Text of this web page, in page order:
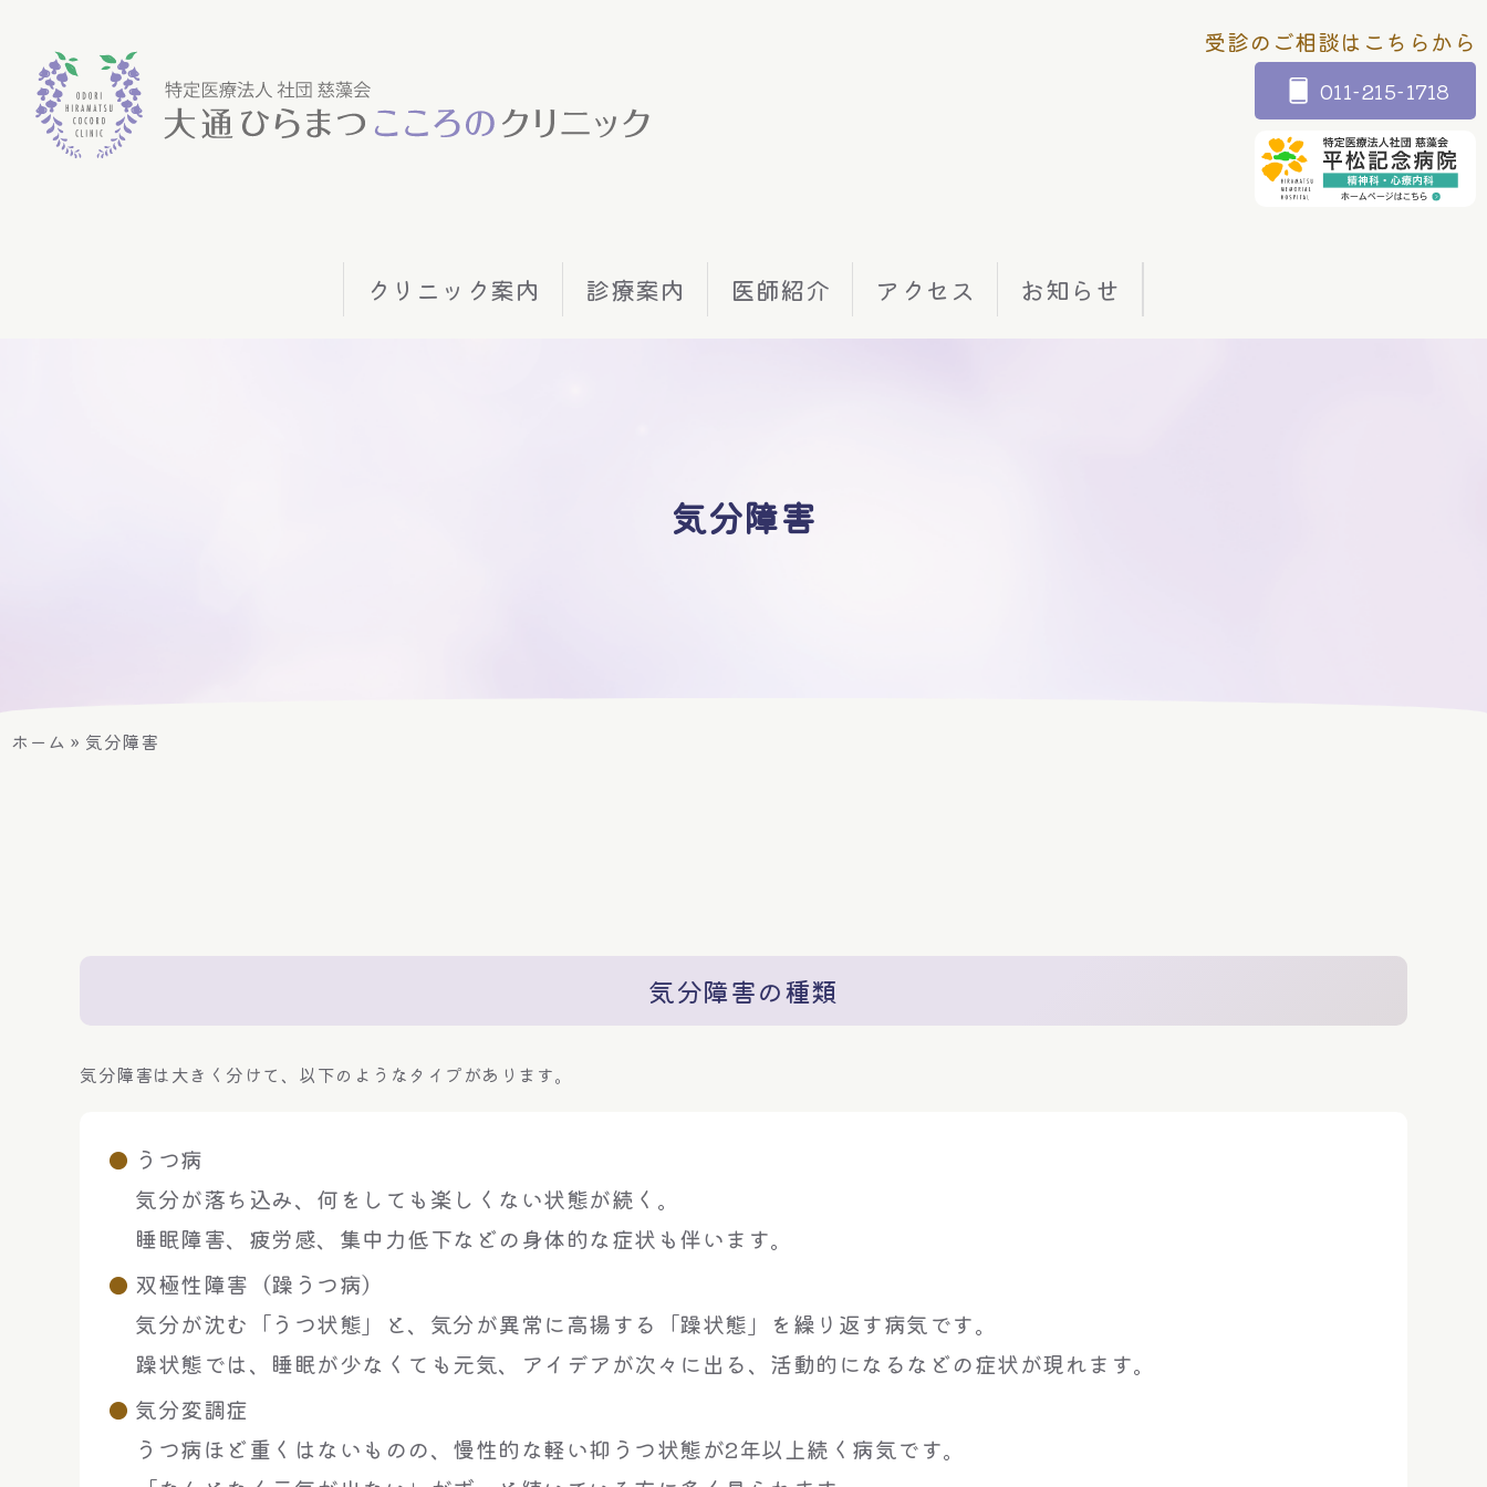
受診のご相談はこちらから
011-215-1718
クリニック案内 診療案内 医師紹介 アクセス お知らせ
気分障害
ホーム » 気分障害
気分障害の種類
気分障害は大きく分けて、以下のようなタイプがあります。
うつ病
気分が落ち込み、何をしても楽しくない状態が続く。
睡眠障害、疲労感、集中力低下などの身体的な症状も伴います。
双極性障害（躁うつ病）
気分が沈む「うつ状態」と、気分が異常に高揚する「躁状態」を繰り返す病気です。
躁状態では、睡眠が少なくても元気、アイデアが次々に出る、活動的になるなどの症状が現れます。
気分変調症
うつ病ほど重くはないものの、慢性的な軽い抑うつ状態が2年以上続く病気です。